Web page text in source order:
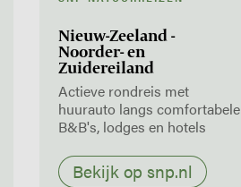
Nieuw-Zeeland -
Noorder- en
Zuidereiland
Actieve rondreis met
huurauto langs comfortabele
B&B's, lodges en hotels
Bekijk op snp.nl